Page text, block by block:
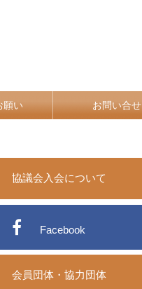
願い お問い合せ
協議会入会について
Facebook
会員団体・協力団体